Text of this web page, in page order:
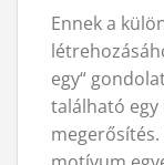
Ennek a
egy“
található